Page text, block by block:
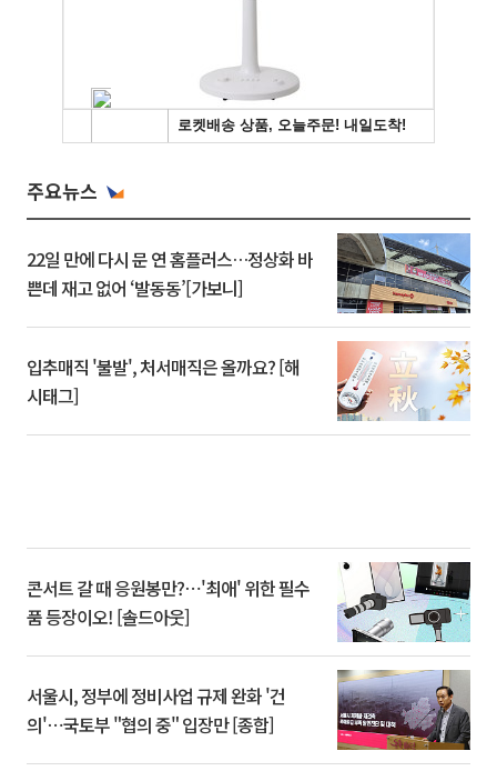
주요뉴스
22일 만에 다시 문 연 홈플러스…정상화 바
쁜데 재고 없어 ‘발동동’[가보니]
입추매직 '불발', 처서매직은 올까요? [해
시태그]
콘서트 갈 때 응원봉만?⋯'최애' 위한 필수
품 등장이오! [솔드아웃]
서울시, 정부에 정비사업 규제 완화 '건
의'⋯국토부 "협의 중" 입장만 [종합]